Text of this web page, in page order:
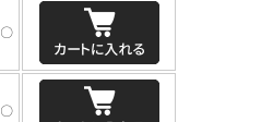
〇
〇